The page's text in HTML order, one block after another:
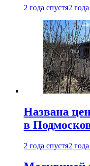
2 года спустя2
Названа
в
2 года спустя2